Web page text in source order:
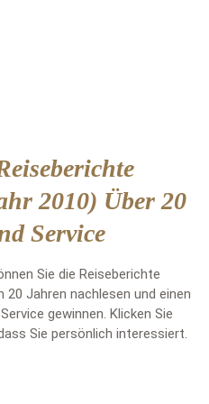
2010) Über 20
Service
Sie die Reiseberichte
Jahren nachlesen und einen
gewinnen. Klicken Sie
Sie persönlich interessiert.